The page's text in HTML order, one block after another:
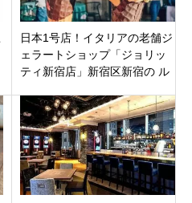
日本1号店！イタリアの老舗ジ
ェラートショップ「ジョリッ
ティ新宿店」新宿区新宿の ル